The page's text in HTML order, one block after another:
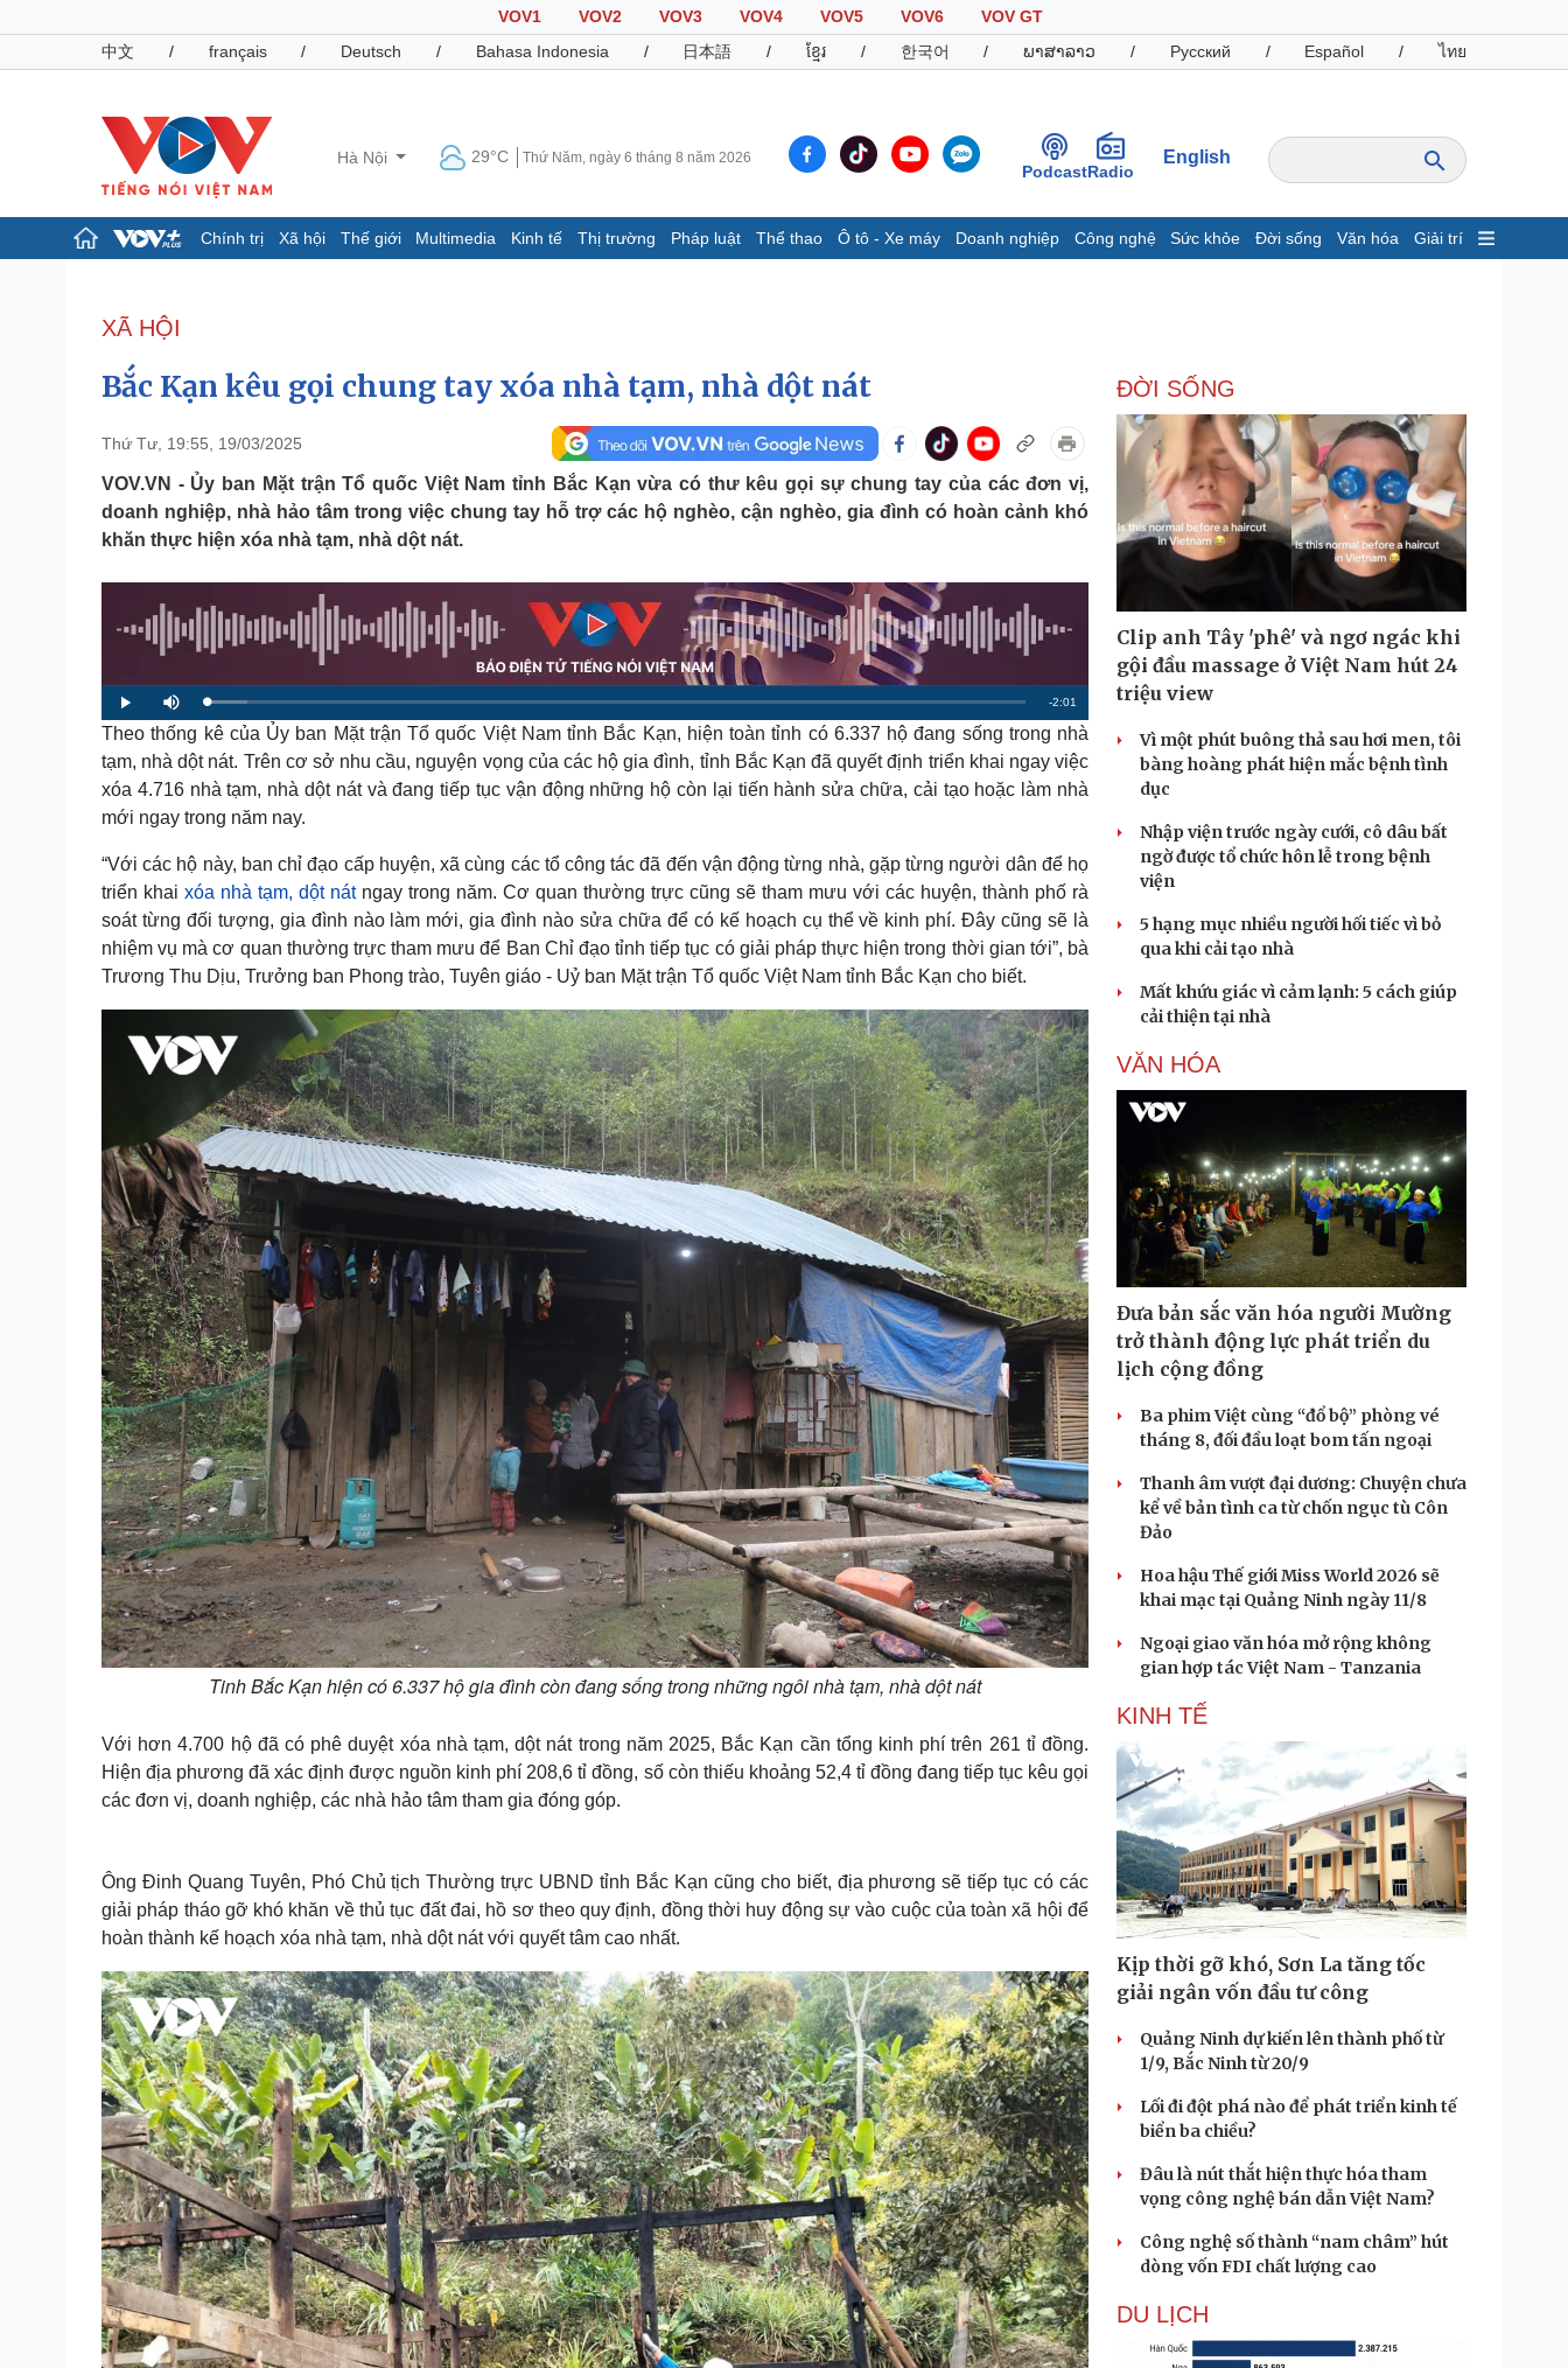
VOV1 VOV2 VOV3 VOV4 VOV5 VOV6
VOV GT
中文
/ français / Deutsch / Bahasa Indonesia / 日本語 / ខ្មែរ / 한국어 / ພາສາລາວ / Русский / Español / ไทย
Hà Nội 29°C Thứ Năm, ngày 6 tháng 8 năm 2026
PodcastRadio
English
Chính trị Xã hội Thế giới Multimedia Kinh tế Thị trường Pháp luật Thể thao Ô tô - Xe máy Doanh nghiệp Công nghệ Sức khỏe Đời sống Văn hóa Giải trí
Đảng
Tổ chức nhân sự
Quốc hội
Nhận diện sự thật
Dấu ấn VOV
Infographic
Giá cà phê
Pháp luật
Vụ án
Tin nóng
Quân sự - Quốc phòng
Vũ khí
Việt Nam
Thể thao
Bóng đá
eSports
Hậu trường
Ô tô - Xe máy
Ô tô
Doanh nghiệp
Thông tin doanh nghiệp
Doanh nghiệp 24h
Doanh nhân
Vì cộng đồng
Công nghệ
Sành điệu
Tin Công nghệ
Trải nghiệm
Chuyển đổi số
Sức khỏe
Cây thuốc
Sản phụ khoa
Nhi khoa
Nam khoa
Làm đẹp - giảm cân
Phòng mạch online
Ăn sạch sống khỏe
Đời sống
Blog
Tình yêu - Gia đình
Văn hóa
Sân khấu - Điện ảnh
Văn học
Âm nhạc
Di sản
Giải trí
Nghệ sĩ
Thời trang
Sao Việt
Du lịch
Săn Tour
check-in
Podcast
Câu chuyện thời sự
Cửa sổ tình yêu
Kể chuyện cho bé
Hạt giống tâm hồn
Cải chính
XÃ HỘI
Bắc Kạn kêu gọi chung tay xóa nhà tạm, nhà dột nát
Thứ Tư, 19:55, 19/03/2025
VOV.VN - Ủy ban Mặt trận Tổ quốc Việt Nam tỉnh Bắc Kạn vừa có thư kêu gọi sự chung tay của các đơn vị,
doanh nghiệp, nhà hảo tâm trong việc chung tay hỗ trợ các hộ nghèo, cận nghèo, gia đình có hoàn cảnh khó
khăn thực hiện xóa nhà tạm, nhà dột nát.
P
l
a
y
M
u
t
e
L
o
a
d
e
d
5
.
0
4
R
n
T
i
m
e
-2:01
Theo thống kê của Ủy ban Mặt trận Tổ quốc Việt Nam tỉnh Bắc Kạn, hiện toàn tỉnh có 6.337 hộ đang sống trong nhà
tạm, nhà dột nát. Trên cơ sở nhu cầu, nguyện vọng của các hộ gia đình, tỉnh Bắc Kạn đã quyết định triển khai ngay việc
xóa 4.716 nhà tạm, nhà dột nát và đang tiếp tục vận động những hộ còn lại tiến hành sửa chữa, cải tạo hoặc làm nhà
mới ngay trong năm nay.
“Với các hộ này, ban chỉ đạo cấp huyện, xã cùng các tổ công tác đã đến vận động từng nhà, gặp từng người dân để họ
triển khai xóa nhà tạm, dột nátngay trong năm. Cơ quan thường trực cũng sẽ tham mưu với các huyện, thành phố rà
soát từng đối tượng, gia đình nào làm mới, gia đình nào sửa chữa để có kế hoạch cụ thể về kinh phí. Đây cũng sẽ là
nhiệm vụ mà cơ quan thường trực tham mưu để Ban Chỉ đạo tỉnh tiếp tục có giải pháp thực hiện trong thời gian tới”, bà
Trương Thu Dịu, Trưởng ban Phong trào, Tuyên giáo - Uỷ ban Mặt trận Tổ quốc Việt Nam tỉnh Bắc Kạn cho biết.
Tinh Bắc Kạn hiện có 6.337 hộ gia đình còn đang sống trong những ngôi nhà tạm, nhà dột nát
Với hơn 4.700 hộ đã có phê duyệt xóa nhà tạm, dột nát trong năm 2025, Bắc Kạn cần tổng kinh phí trên 261 tỉ đồng.
Hiện địa phương đã xác định được nguồn kinh phí 208,6 tỉ đồng, số còn thiếu khoảng 52,4 tỉ đồng đang tiếp tục kêu gọi
các đơn vị, doanh nghiệp, các nhà hảo tâm tham gia đóng góp.
Ông Đinh Quang Tuyên, Phó Chủ tịch Thường trực UBND tỉnh Bắc Kạn cũng cho biết, địa phương sẽ tiếp tục có các
giải pháp tháo gỡ khó khăn về thủ tục đất đai, hồ sơ theo quy định, đồng thời huy động sự vào cuộc của toàn xã hội để
hoàn thành kế hoạch xóa nhà tạm, nhà dột nát với quyết tâm cao nhất.
ĐỜI SỐNG
Clip anh Tây 'phê' và ngơ ngác khi
gội đầu massage ở Việt Nam hút 24
triệu view
Vì một phút buông thả sau hơi men, tôi
bàng hoàng phát hiện mắc bệnh tình
dục
Nhập viện trước ngày cưới, cô dâu bất
ngờ được tổ chức hôn lễ trong bệnh
viện
5 hạng mục nhiều người hối tiếc vì bỏ
qua khi cải tạo nhà
Mất khứu giác vì cảm lạnh: 5 cách giúp
cải thiện tại nhà
VĂN HÓA
Đưa bản sắc văn hóa người Mường
trở thành động lực phát triển du
lịch cộng đồng
Ba phim Việt cùng “đổ bộ” phòng vé
tháng 8, đối đầu loạt bom tấn ngoại
Thanh âm vượt đại dương: Chuyện chưa
kể về bản tình ca từ chốn ngục tù Côn
Đảo
Hoa hậu Thế giới Miss World 2026 sẽ
khai mạc tại Quảng Ninh ngày 11/8
Ngoại giao văn hóa mở rộng không
gian hợp tác Việt Nam - Tanzania
KINH TẾ
Kịp thời gỡ khó, Sơn La tăng tốc
giải ngân vốn đầu tư công
Quảng Ninh dự kiến lên thành phố từ
1/9, Bắc Ninh từ 20/9
Lối đi đột phá nào để phát triển kinh tế
biển ba chiều?
Đâu là nút thắt hiện thực hóa tham
vọng công nghệ bán dẫn Việt Nam?
Công nghệ số thành “nam châm” hút
dòng vốn FDI chất lượng cao
DU LỊCH